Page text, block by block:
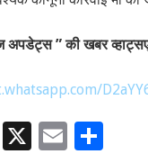
अपडेट्स ” की खबर
W X
E